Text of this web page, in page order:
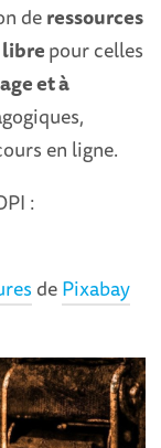
deressources
librepour celles
et à
en ligne.
:
dePixabay